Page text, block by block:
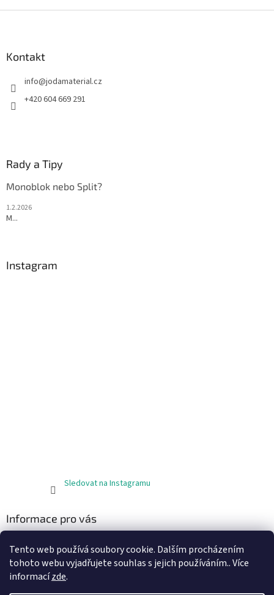
Tento web používá soubory cookie. Dalším procházením
tohoto webu vyjadřujete souhlas s jejich používáním.. Více
informacízde.
v
Kontakt
info@jodamaterial.cz
+420 604 669 291
Rady a Tipy
Monoblok nebo Split?
1.2.2026
M...
Instagram
Sledovat na Instagramu
Informace pro vás
Podmínky ochrany osobních údajů